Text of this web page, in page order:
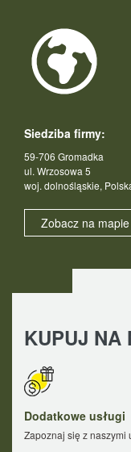
Siedziba firmy:
59-706 Gromadka
ul. Wrzosowa 5
woj. dolnośląskie,
Zobacz na mapie
KUPUJ NA
Dodatkowe usługi
Zapoznaj się z naszymi